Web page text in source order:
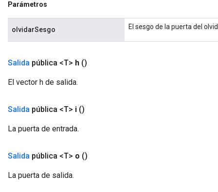
Parámetros
olvidarSesgo El sesgo de la puerta del
Salida pública <T> h ()
El vector h de salida.
Salida pública <T> i ()
La puerta de entrada.
Salida pública <T> o ()
La puerta de salida.